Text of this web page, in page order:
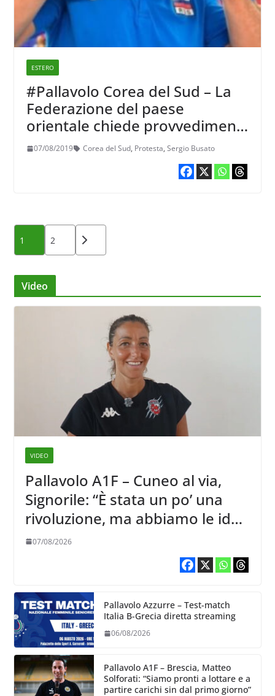
ESTERO
#Pallavolo Corea del Sud – La
Federazione del paese
orientale chiede provvedimenti
contro Sergio Busato, per
questo gesto giudicato razzista
07/08/2019 Corea del Sud, Protesta, Sergio Busato
Paginazione
degli
articoli
1 2
Video
VIDEO
Pallavolo A1F – Cuneo al via,
Signorile: “È stata un po’ una
rivoluzione, ma abbiamo le idee
chiare siu cosa vogliamo fare”
07/08/2026
Pallavolo Azzurre – Test-match
Italia B-Grecia diretta streaming
06/08/2026
Pallavolo A1F – Brescia, Matteo
Solforati: “Siamo pronti a lottare e a
partire carichi sin dal primo giorno”